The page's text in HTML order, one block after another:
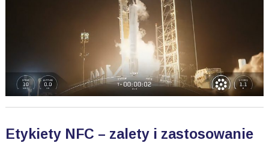
Etykiety NFC – zalety i zastosowanie